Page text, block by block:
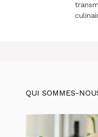
QUI SOMMES-